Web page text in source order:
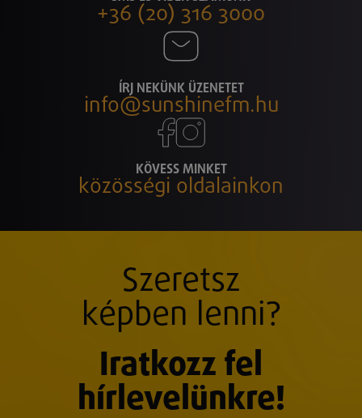
+36 (20) 316 3000
ÍRJ NEKÜNK ÜZENETET
info@sunshinefm.hu
KÖVESS MINKET
közösségi oldalainkon
Szeretsz
képben lenni?
Iratkozz fel
hírlevelünkre!